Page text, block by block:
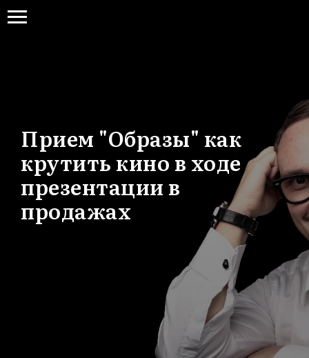
Прием "Образы" как
крутить кино в ходе
презентации в
продажах